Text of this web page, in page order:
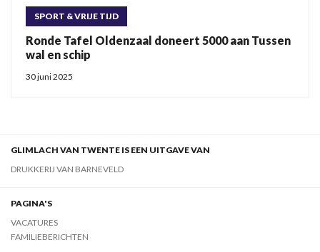
SPORT & VRIJE TIJD
Ronde Tafel Oldenzaal doneert 5000 aan Tussen
wal en schip
30 juni 2025
GLIMLACH VAN TWENTE IS EEN UITGAVE VAN
DRUKKERIJ VAN BARNEVELD
PAGINA'S
VACATURES
FAMILIEBERICHTEN